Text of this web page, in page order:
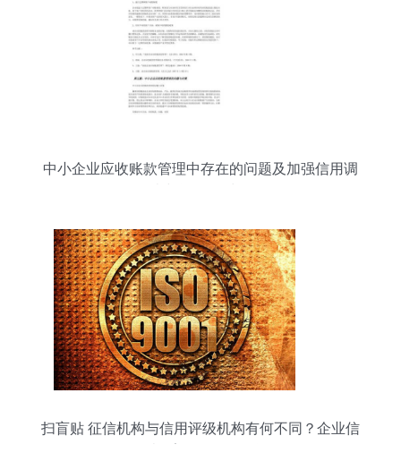
中小企业应收账款管理中存在的问题及加强信用调
扫盲贴 征信机构与信用评级机构有何不同？企业信